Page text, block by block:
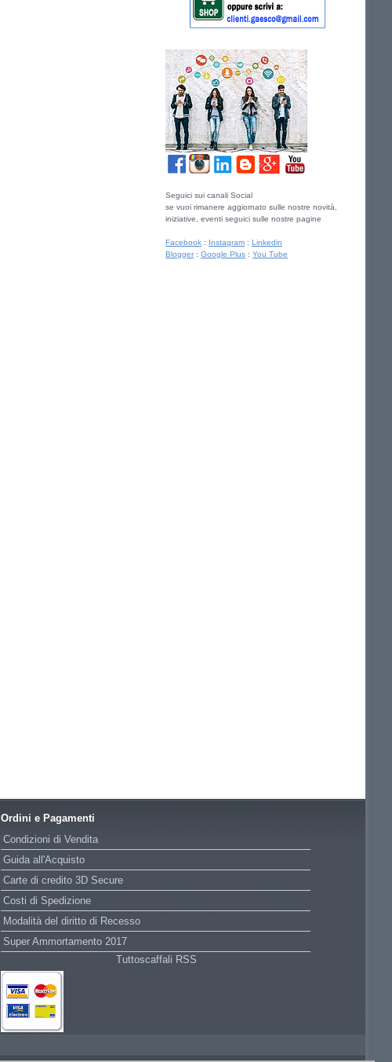
Seguici sui canali Social
se vuoi rimanere aggiornato sulle nostre novità,
iniziative, eventi seguici sulle nostre pagine
Facebook : Instagram :Linkedin
Blogger:Google Plus :You Tube
Ordini e Pagamenti
Condizioni di Vendita
Guida all'Acquisto
Carte di credito 3D Secure
Costi di Spedizione
Modalità del diritto di Recesso
Super Ammortamento 2017
Tuttoscaffali RSS